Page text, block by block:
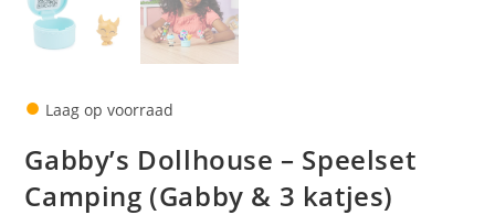
● Laag op voorraad
Gabby’s Dollhouse – Speelset
Camping (Gabby & 3 katjes)